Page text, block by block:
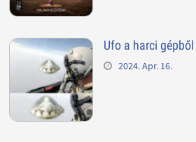
Ufo a harci gépből
2024. Apr. 16.